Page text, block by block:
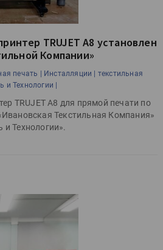
TRUJET A8 установлен
Компании»
печать | Инсталляции |
текстильная
и Технологии |
TRUJET A8 для прямой печати по
Текстильная Компания»
и Технологии».